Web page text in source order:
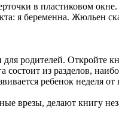
в пластиковом
я беременна. Жюльен
для родителей.
из разделов,
ребенок неделя от
врезы, делают книгу